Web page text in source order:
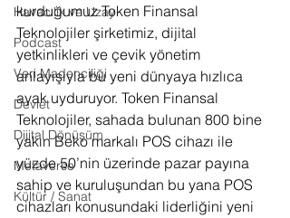
Havacılık ve Uzay
Podcast
Veri Madenciliği
Devlet
Dijital Dönüşüm
Metaverse
Kültür / Sanat
kurduğumuz Token Finansal
Teknolojiler şirketimiz, dijital
yetkinlikleri ve çevik yönetim
anlayışıyla bu yeni dünyaya hızlıca
ayak uyduruyor. Token Finansal
Teknolojiler, sahada bulunan 800 bine
yakın Beko markalı POS cihazı ile
yüzde 50’nin üzerinde pazar payına
sahip ve kuruluşundan bu yana POS
cihazları konusundaki liderliğini yeni